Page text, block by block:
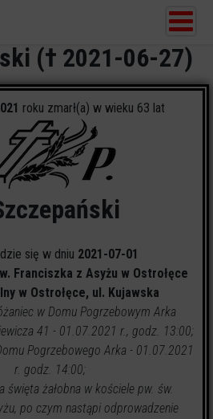
(† 2021-06-27)
roku zmarł(a) w wieku 63 lat
się w dniu 2021-07-01
Franciszka z Asyżu w Ostrołęce
w Ostrołęce, ul. Kujawska
w Domu Pogrzebowym Arka
41 - 01.07.2021 r., godz. 13:00;
Pogrzebowego Arka - 01.07.2021
r. godz. 14:00;
święta żałobna w kościele pw. św.
po czym nastąpi odprowadzenie